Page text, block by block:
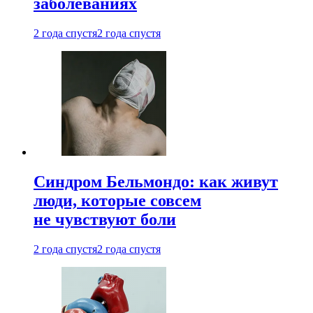
2 года спустя2 года спустя
Синдром Бельмондо: как живут
люди, которые совсем
не чувствуют боли
2 года спустя2 года спустя